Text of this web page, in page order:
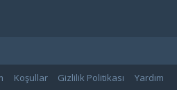
Koşullar Gizlilik Politikası
Yardım